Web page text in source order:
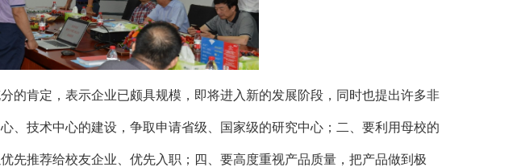
的肯定，表示企业已颇具规模，即将进入新的发展阶段，同时也提出许多非
、技术中心的建设，争取申请省级、国家级的研究中心；二、要利用母校的
先推荐给校友企业、优先入职；四、要高度重视产品质量，把产品做到极